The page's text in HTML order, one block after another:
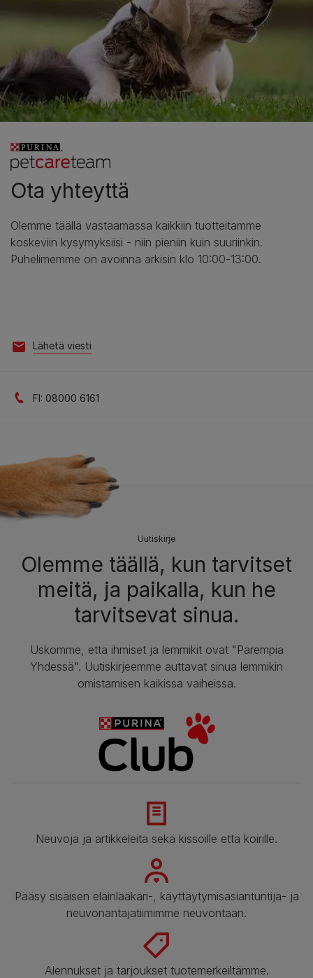
Ota yhteyttä
Olemme täällä vastaamassa kaikkiin tuotteitamme
koskeviin kysymyksiisi - niin pieniin kuin suuriinkin.
Puhelimemme on avoinna arkisin klo 10:00-13:00.
Lähetä viesti
FI: 08000 6161
Uutiskirje
Olemme täällä, kun tarvitset
meitä, ja paikalla, kun he
tarvitsevat sinua.
Uskomme, että ihmiset ja lemmikit ovat "Parempia
Yhdessä". Uutiskirjeemme auttavat sinua lemmikin
omistamisen kaikissa vaiheissa.
Neuvoja ja artikkeleita sekä kissoille että koirille.
Pääsy sisäisen eläinlääkäri-, käyttäytymisasiantuntija- ja
neuvonantajatiimimme neuvontaan.
Alennukset ja tarjoukset tuotemerkeiltämme.